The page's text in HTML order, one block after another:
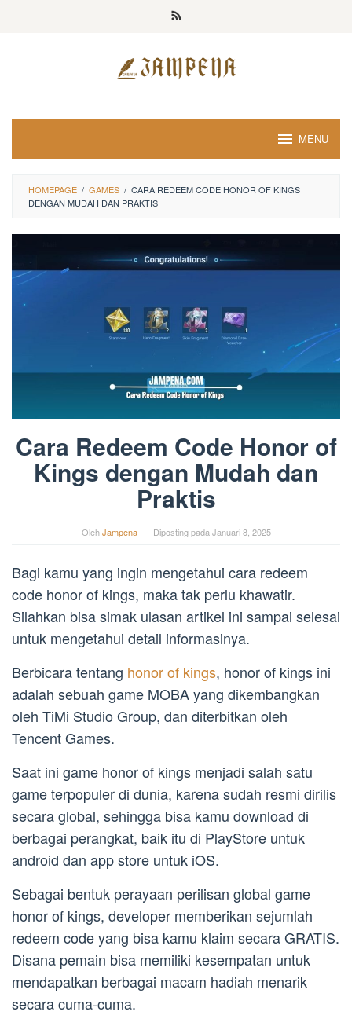
MENU
HOMEPAGE / GAMES / CARA REDEEM CODE HONOR OF KINGS
DENGAN MUDAH DAN PRAKTIS
Cara Redeem Code Honor of
Kings dengan Mudah dan
Praktis
OlehJampena Diposting pada Januari 8, 2025
Bagi kamu yang ingin mengetahui cara redeem
code honor of kings, maka tak perlu khawatir.
Silahkan bisa simak ulasan artikel ini sampai selesai
untuk mengetahui detail informasinya.
Berbicara tentang honor of kings, honor of kings ini
adalah sebuah game MOBA yang dikembangkan
oleh TiMi Studio Group, dan diterbitkan oleh
Tencent Games.
Saat ini game honor of kings menjadi salah satu
game terpopuler di dunia, karena sudah resmi dirilis
secara global, sehingga bisa kamu download di
berbagai perangkat, baik itu di PlayStore untuk
android dan app store untuk iOS.
Sebagai bentuk perayaan perilisan global game
honor of kings, developer memberikan sejumlah
redeem code yang bisa kamu klaim secara GRATIS.
Disana pemain bisa memiliki kesempatan untuk
mendapatkan berbagai macam hadiah menarik
secara cuma-cuma.